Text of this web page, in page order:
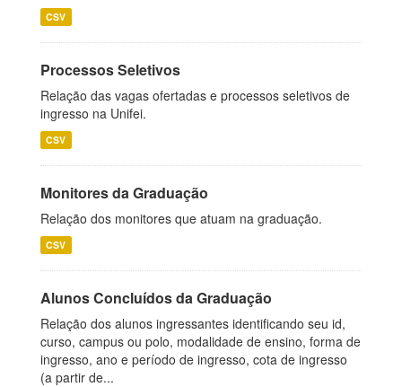
CSV
Processos Seletivos
Relação das vagas ofertadas e processos seletivos de
ingresso na Unifei.
CSV
Monitores da Graduação
Relação dos monitores que atuam na graduação.
CSV
Alunos Concluídos da Graduação
Relação dos alunos ingressantes identificando seu id,
curso, campus ou polo, modalidade de ensino, forma de
ingresso, ano e período de ingresso, cota de ingresso
(a partir de...